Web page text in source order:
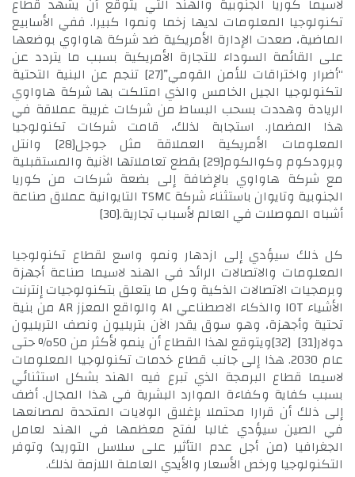
لاسيما كوريا الجنوبية والهند التي يتوقع أن يشهد قطاع
تكنولوجيا المعلومات لديها زخما ونموا كبيرا. ففي الأسابيع
الماضية، صعدت الإدارة الأمريكية ضد شركة هاواوي بوضعها
على القائمة السوداء للتجارة الأمريكية بسبب ما يتردد عن
“أضرار واختراقات للأمن القومي”[27] تنجم عن البنية التحتية
لتكنولوجيا الجيل الخامس والذي امتلكت بها شركة هاواوي
الريادة وهددت بسحب البساط من شركات غريبة عملاقة في
هذا المضمار. استجابة لذلك، قامت شركات تكنولوجيا
المعلومات الأمريكية العملاقة مثل جوجل[28] وانتل
وبرودكوم وكوالكوم[29] بقطع تعاملاتها الآنية والمستقبلية
مع شركة هاواوي بالإضافة إلى بضعة شركات من كوريا
الجنوبية وتايوان باستثناء شركة TSMC التايوانية عملاق صناعة
أشباه الموصلات في العالم لأسباب تجارية.[30]
كل ذلك سيؤدي إلى ازدهار ونمو واسع لقطاع تكنولوجيا
المعلومات والاتصالات الرائد في الهند لاسيما صناعة أجهزة
وبرمجيات الاتصالات الذكية وكل ما يتعلق بتكنولوجيات إنترنت
الأشياء IOT والذكاء الاصطناعي AI والواقع المعزز AR من بنية
تحتية وأجهزة، وهو سوق يقدر الآن بتريليون ونصف التريليون
دولار[31]
[32] ويتوقع لهذا القطاع أن ينمو لأكثر من 50% حتى
عام 2030. هذا إلى جانب قطاع خدمات تكنولوجيا المعلومات
لاسيما قطاع البرمجة الذي تبرع فيه الهند بشكل استثنائي
بسبب كفاية وكفاءة الموارد البشرية في هذا المجال. أضف
إلى ذلك أن قرارا محتملا بإغلاق الولايات المتحدة لمصانعها
في الصين سيؤدي غالبا لفتح معظمها في الهند لعامل
الجغرافيا (من أجل عدم التأثير على سلاسل التوريد) وتوفر
التكنولوجيا ورخص الأسعار والأيدي العاملة اللازمة لذلك.